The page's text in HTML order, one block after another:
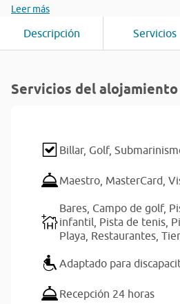
Leer más
Descripción Servicios
Servicios del alojamiento
Billar, Golf,
Maestro, MasterCard,
Bares, Campo de golf,
infantil, Pista de tenis,
Playa, Restaurantes,
Adaptado para
Recepción 24 horas